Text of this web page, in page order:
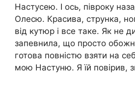
Настусею. І ось, півроку
Олесю. Красива, струнка,
від кутюр і все таке. Як не
запевнила, що просто
готова повністю взяти на
мою Настуню. Я їй повірив,